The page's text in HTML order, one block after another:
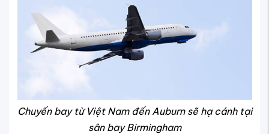
Chuyến bay từ Việt Nam đến Auburn sẽ hạ cánh tại
sân bayBirmingham